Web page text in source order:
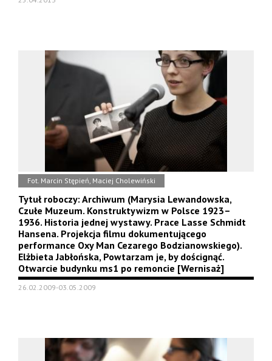
Fot. Marcin Stępień, Maciej Cholewiński
Tytuł roboczy: Archiwum (Marysia Lewandowska,
Czułe Muzeum. Konstruktywizm w Polsce 1923–
1936. Historia jednej wystawy. Prace Lasse Schmidt
Hansena. Projekcja filmu dokumentującego
performance Oxy Man Cezarego Bodzianowskiego).
Elżbieta Jabłońska, Powtarzam je, by doścignąć.
Otwarcie budynku ms1 po remoncie [Wernisaż]
26.02.2009-03.05.2009